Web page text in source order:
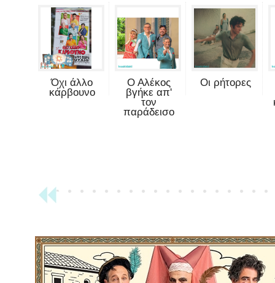
Όχι άλλο
κάρβουνο
Ο Αλέκος
βγήκε απ'
τον
παράδεισο
Οι ρήτορες